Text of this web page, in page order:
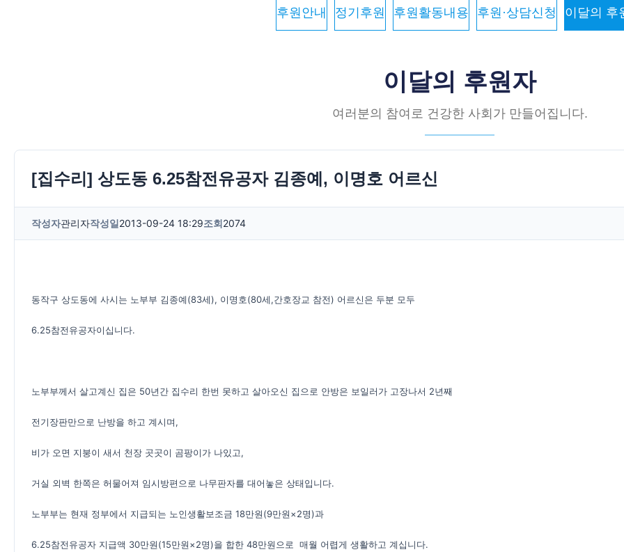
후원안내 정기후원 후원활동내용 후원·상담신청 이달의 후
이달의 후원자
여러분의 참여로 건강한 사회가 만들어집니다.
[집수리] 상도동 6.25참전유공자 김종예, 이명호 어르신
작성자관리자작성일2013-09-24 18:29조회2074
동작구 상도동에 사시는 노부부 김종예(83세), 이명호(80세,간호장교 참전) 어르신은 두분 모두
6.25참전유공자이십니다.
노부부께서 살고계신 집은 50년간 집수리 한번 못하고 살아오신 집으로 안방은 보일러가 고장나서 2년째
전기장판만으로 난방을 하고 계시며,
비가 오면 지붕이 새서 천장 곳곳이 곰팡이가 나있고,
거실 외벽 한쪽은 허물어져 임시방편으로 나무판자를 대어놓은 상태입니다.
노부부는 현재 정부에서 지급되는 노인생활보조금 18만원(9만원×2명)과
6.25참전유공자 지급액 30만원(15만원×2명)을 합한 48만원으로 매월 어렵게 생활하고 계십니다.